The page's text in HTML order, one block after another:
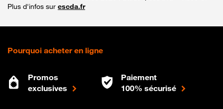
Plus d'infos sur escda.fr
Pourquoi acheter en ligne
Promos
exclusives
Paiement
100% sécurisé